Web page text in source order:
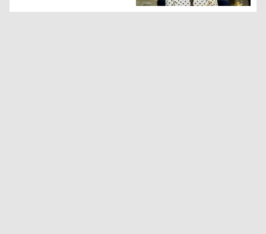
ڤیان ده‌خیل، گوته‌بێژی فراكسیۆنی پارتی دیموكراتی كوردستان